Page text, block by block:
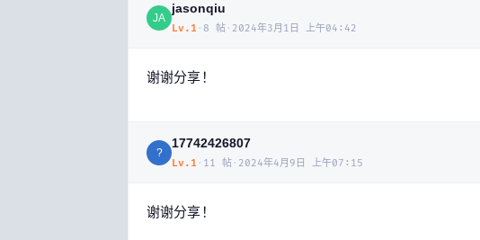
JA
jasonqiu
Lv. 1 · 8 帖 · 2024年3月1日 上午04:42
谢谢分享！
?
17742426807
Lv. 1 · 11 帖 · 2024年4月9日 上午07:15
谢谢分享！